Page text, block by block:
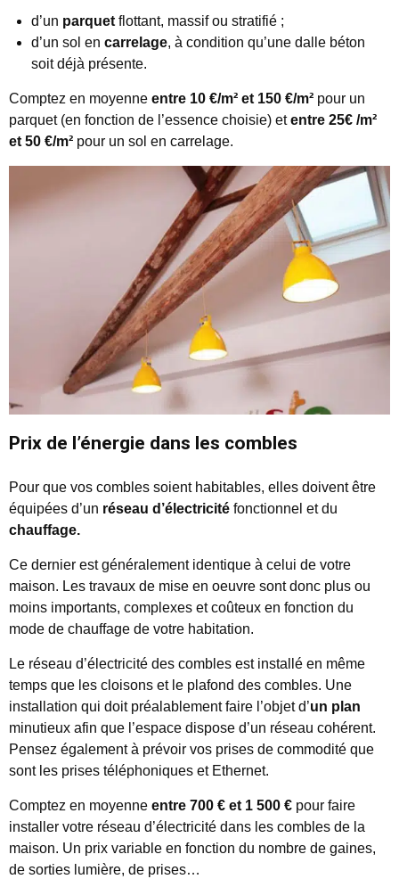
d’un parquet flottant, massif ou stratifié ;
d’un sol en carrelage, à condition qu’une dalle béton
soit déjà présente.
Comptez en moyenne entre 10 €/m² et 150 €/m² pour un
parquet (en fonction de l’essence choisie) etentre 25€ /m²
et 50 €/m² pour un sol en carrelage.
Prix de l’énergie dans les combles
Pour que vos combles soient habitables, elles doivent être
équipées d’un réseau d’électricité fonctionnel et du
chauffage.
Ce dernier est généralement identique à celui de votre
maison. Les travaux de mise en oeuvre sont donc plus ou
moins importants, complexes et coûteux en fonction du
mode de chauffage de votre habitation.
Le réseau d’électricité des combles est installé en même
temps que les cloisons et le plafond des combles. Une
installation qui doit préalablement faire l’objet d’un plan
minutieux afin que l’espace dispose d’un réseau cohérent.
Pensez également à prévoir vos prises de commodité que
sont les prises téléphoniques et Ethernet.
Comptez en moyenne entre 700 € et 1 500 € pour faire
installer votre réseau d’électricité dans les combles de la
maison. Un prix variable en fonction du nombre de gaines,
de sorties lumière, de prises…